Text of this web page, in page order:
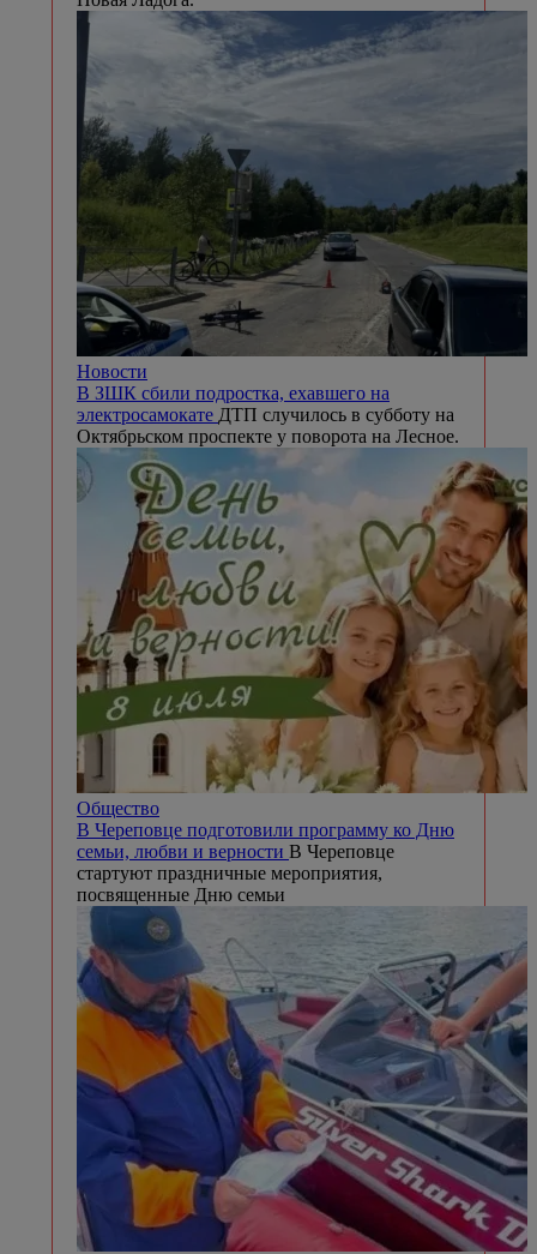
Новости
В ЗШК сбили подростка, ехавшего на
электросамокате ДТП случилось в субботу на
Октябрьском проспекте у поворота на Лесное.
Общество
В Череповце подготовили программу ко Дню
семьи, любви и верности В Череповце
стартуют праздничные мероприятия,
посвященные Дню семьи